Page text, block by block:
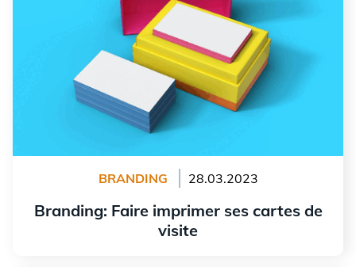
BRANDING 28.03.2023
Branding: Faire imprimer ses cartes de
visite